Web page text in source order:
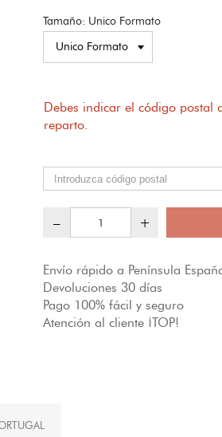
Tamaño: Unico Formato
Debes indicar el código postal
reparto.
– +
Envío rápido a Península
Devoluciones 30 días
Pago 100% fácil y seguro
Atención al cliente ¡TOP!